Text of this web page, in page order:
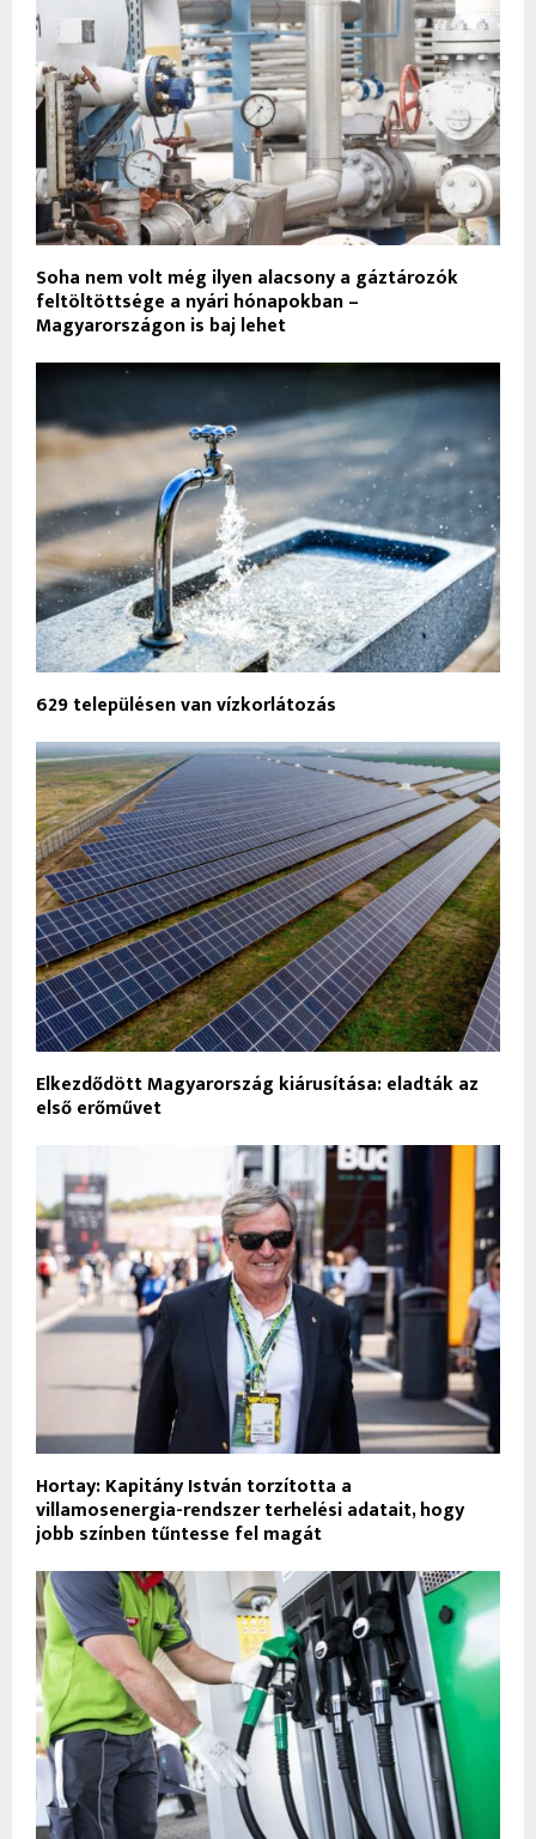
Soha nem volt még ilyen alacsony a gáztározók
feltöltöttsége a nyári hónapokban –
Magyarországon is baj lehet
629 településen van vízkorlátozás
Elkezdődött Magyarország kiárusítása: eladták az
első erőművet
Hortay: Kapitány István torzította a
villamosenergia-rendszer terhelési adatait, hogy
jobb színben tűntesse fel magát